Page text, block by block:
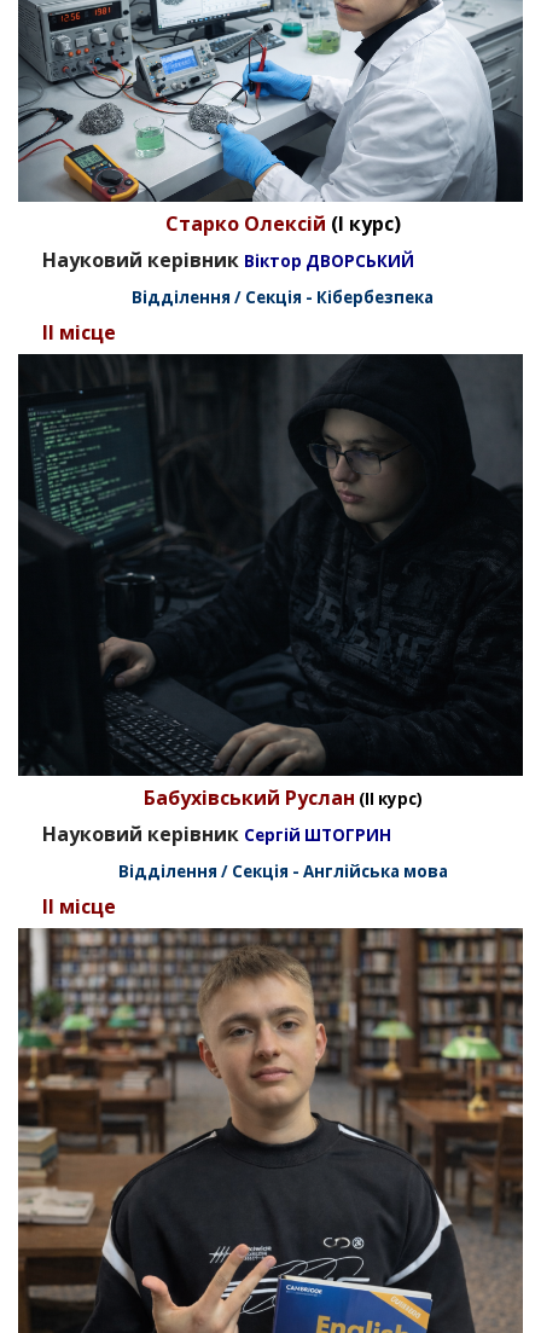
Старко Олексій (I курс)
Науковий керівник Віктор ДВОРСЬКИЙ
Відділення / Секція - Кібербезпека
II місце
Бабухівський Руслан (II курс)
Науковий керівник Сергій ШТОГРИН
Відділення / Секція - Англійська мова
II місце